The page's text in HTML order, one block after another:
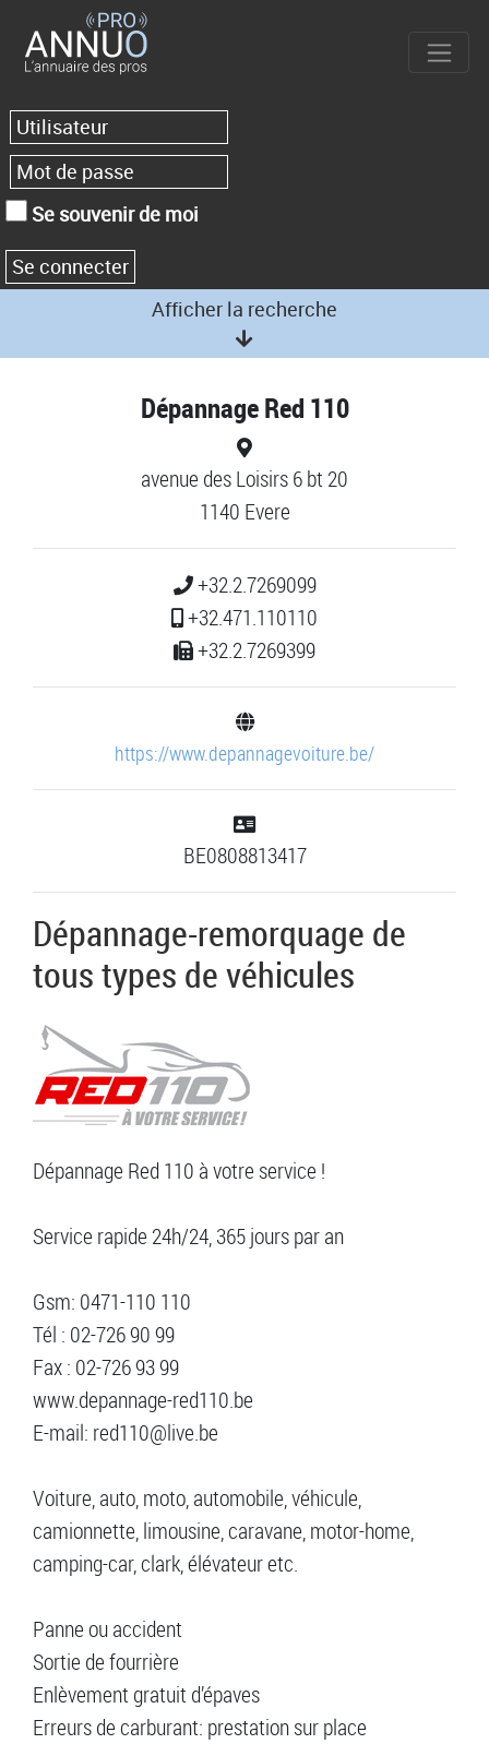
Se souvenir de moi
Afficher la recherche
Dépannage Red 110
avenue des Loisirs 6 bt 20
1140 Evere
+32.2.7269099
+32.471.110110
+32.2.7269399
https://www.depannagevoiture.be/
BE0808813417
Dépannage-remorquage de
tous types de véhicules
Dépannage Red 110 à votre service !
Service rapide 24h/24, 365 jours par an
Gsm: 0471-110 110
Tél : 02-726 90 99
Fax : 02-726 93 99
www.depannage-red110.be
E-mail: red110@live.be
Voiture, auto, moto, automobile, véhicule,
camionnette, limousine, caravane, motor-home,
camping-car, clark, élévateur etc.
Panne ou accident
Sortie de fourrière
Enlèvement gratuit d’épaves
Erreurs de carburant: prestation sur place